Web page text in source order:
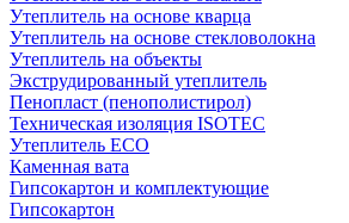
Утеплитель на основе кварца
Утеплитель на основе стекловолокна
Утеплитель на объекты
Экструдированный утеплитель
Пенопласт (пенополистирол)
Техническая изоляция ISOTEC
Утеплитель ECO
Каменная вата
Гипсокартон и комплектующие
Гипсокартон